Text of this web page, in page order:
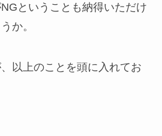
NGということも納得いただけ
か。
以上のことを頭に入れてお